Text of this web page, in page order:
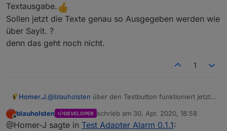
Okay, im GitHub habe ich ein issued wo der
Datenpunkt beschrieben ist. Also ist der
Es gibt eine neue Version, bitte testen. Danke....
Textausgabe.
Sollen jetzt die Texte genau so Ausgegeben werden wie
über Sayit. ?
denn das geht noch nicht.
1
Homer.J.@blauholsten über den Testbutton funktioniert jetzt
Sollen jetzt die Texte genau so Ausgegeben werden
wie über Sayit. ?
Offline
blauholsten DEVELOPER schrieb am 30. Apr. 2020, 18:58
zuletzt editiert von
@Homer-J sagte in Test Adapter Alarm 0.1.1: